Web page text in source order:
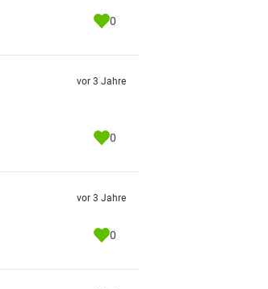
0
vor 3 Jahre
0
vor 3 Jahre
0